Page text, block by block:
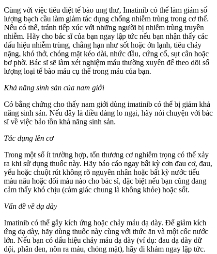
Cùng với việc tiêu diệt tế bào ung thư, Imatinib có thể làm giảm số
lượng bạch cầu làm giảm tác dụng chống nhiễm trùng trong cơ thể.
Nếu có thể, tránh tiếp xúc với những người bị nhiễm trùng truyền
nhiễm. Hãy cho bác sĩ của bạn ngay lập tức nếu bạn nhận thấy các
dấu hiệu nhiễm trùng, chẳng hạn như sốt hoặc ớn lạnh, tiêu chảy
nặng, khó thở, chóng mặt kéo dài, nhức đầu, cứng cổ, sụt cân hoặc
bơ phờ. Bác sĩ sẽ làm xét nghiệm máu thường xuyên để theo dõi số
lượng loại tế bào máu cụ thể trong máu của bạn.
Khả năng sinh sản của nam giới
Có bằng chứng cho thấy nam giới dùng imatinib có thể bị giảm khả
năng sinh sản. Nếu đây là điều đáng lo ngại, hãy nói chuyện với bác
sĩ về việc bảo tồn khả năng sinh sản.
Tác dụng lên cơ
Trong một số ít trường hợp, tổn thương cơ nghiêm trọng có thể xảy
ra khi sử dụng thuốc này. Hãy báo cáo ngay bất kỳ cơn đau cơ, đau,
yếu hoặc chuột rút không rõ nguyên nhân hoặc bất kỳ nước tiểu
màu nâu hoặc đổi màu nào cho bác sĩ, đặc biệt nếu bạn cũng đang
cảm thấy khó chịu (cảm giác chung là không khỏe) hoặc sốt.
Vấn đề về dạ dày
Imatinib có thể gây kích ứng hoặc chảy máu dạ dày. Để giảm kích
ứng dạ dày, hãy dùng thuốc này cùng với thức ăn và một cốc nước
lớn. Nếu bạn có dấu hiệu chảy máu dạ dày (ví dụ: đau dạ dày dữ
dội, phân đen, nôn ra máu, chóng mặt), hãy đi khám ngay lập tức.